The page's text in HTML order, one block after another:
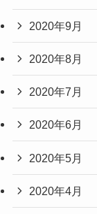
2020年9月
2020年8月
2020年7月
2020年6月
2020年5月
2020年4月